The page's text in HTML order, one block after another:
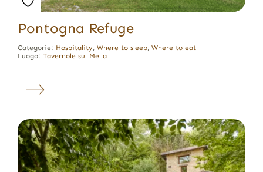
Pontogna Refuge
Categorie: Hospitality, Where to sleep, Where to eat
Luogo: Tavernole sul Mella